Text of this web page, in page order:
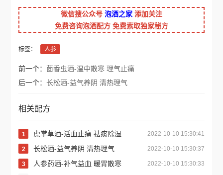
微信搜公众号 泡酒之家 添加关注
免费咨询泡酒配方 免费索取独家秘方
标签： 人参
前一个：茴香虫酒-温中散寒 理气止痛
后一个：长松酒-益气养阴 清热理气
相关配方
2022-10-10 15:30:41
1 虎掌草酒-活血止痛 祛痰除湿
2022-10-10 15:30:37
2 长松酒-益气养阴 清热理气
2022-10-10 15:30:33
3 人参药酒-补气益血 暖胃散寒